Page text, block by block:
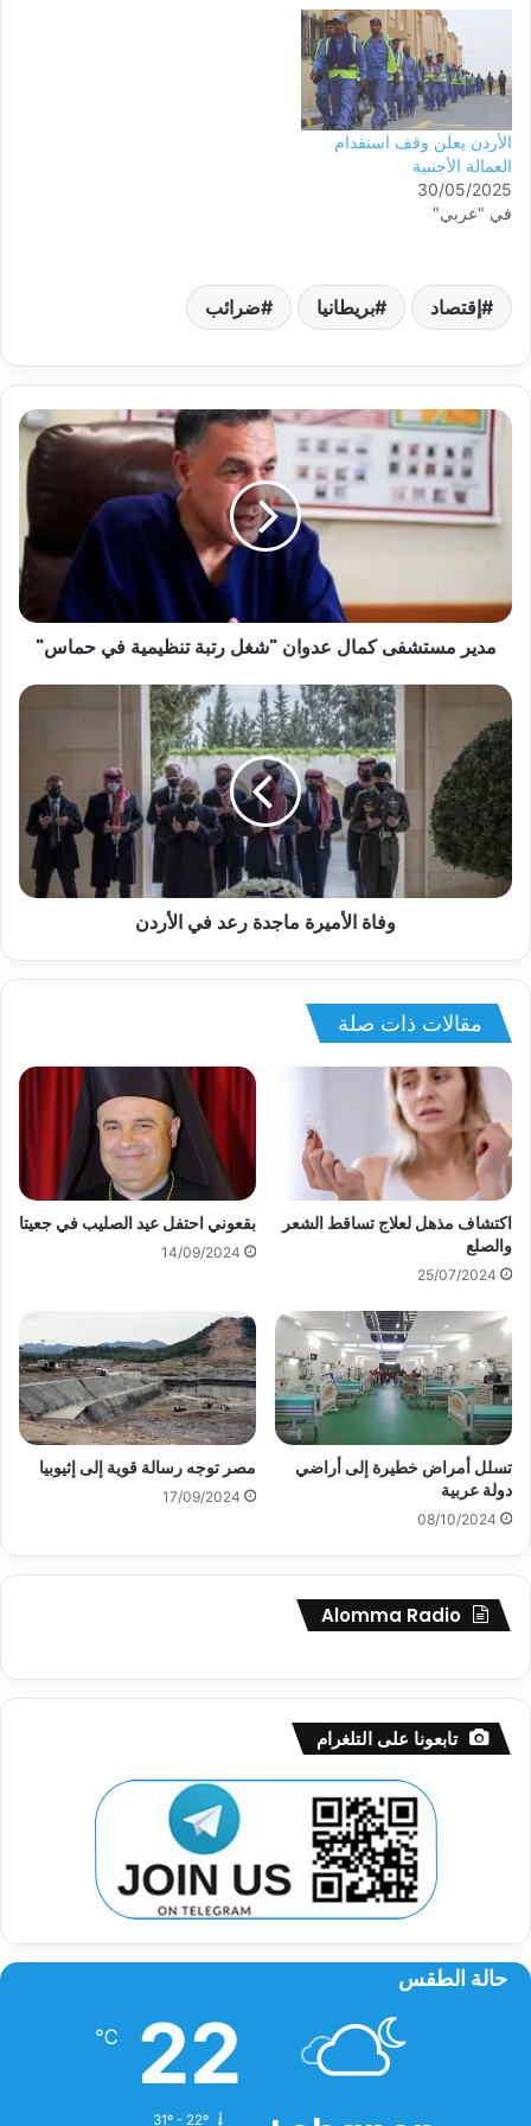
الأردن يعلن وقف استقدام
العمالة الأجنبية
30/05/2025
في "عربي"
إقتصاد بريطانيا ضرائب
مدير مستشفى كمال عدوان "شغل رتبة تنظيمية في حماس"
وفاة الأميرة ماجدة رعد في الأردن
مقالات ذات صلة
اكتشاف مذهل لعلاج تساقط الشعر
والصلع
25/07/2024
بقعوني احتفل عيد الصليب في جعيتا
14/09/2024
تسلل أمراض خطيرة إلى أراضي
دولة عربية
08/10/2024
مصر توجه رسالة قوية إلى إثيوبيا
17/09/2024
Alomma Radio
تابعونا على التلغرام
حالة الطقس
22
℃
31º - 22º